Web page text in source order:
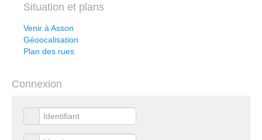
Situation et plans
Venir à Asson
Géoocalisation
Plan des rues
Connexion